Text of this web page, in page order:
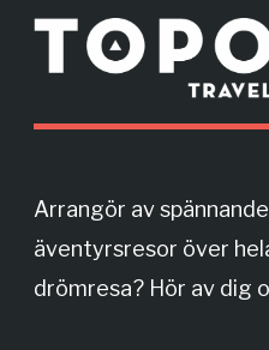
M
Arrangör av
äventyrsresor över
drömresa? Hör av dig